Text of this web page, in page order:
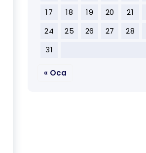
17
18 19 20 21
24
25 26 27 28
31
« Oca